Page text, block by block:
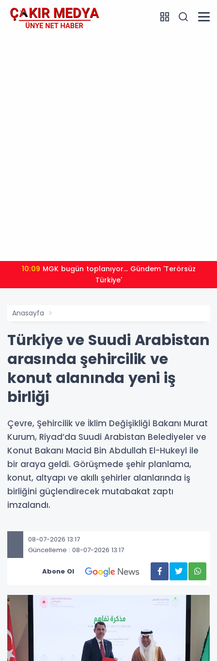
10:09
Türkiye'
Anasayfa
Türkiye ve Suudi Arabistan
arasında şehircilik ve
konut alanında yeni iş
birliği
Çevre, Şehircilik ve İklim Değişikliği Bakanı Murat
Kurum, Riyad’da Suudi Arabistan Belediyeler ve
Konut Bakanı Macid Bin Abdullah El-Hukeyl ile
bir araya geldi. Görüşmede şehir planlama,
konut, altyapı ve akıllı şehirler alanlarında iş
birliğini güçlendirecek mutabakat zaptı
imzalandı.
08-07-2026 13:17
Güncelleme : 08-07-2026 13:17
Abone Ol